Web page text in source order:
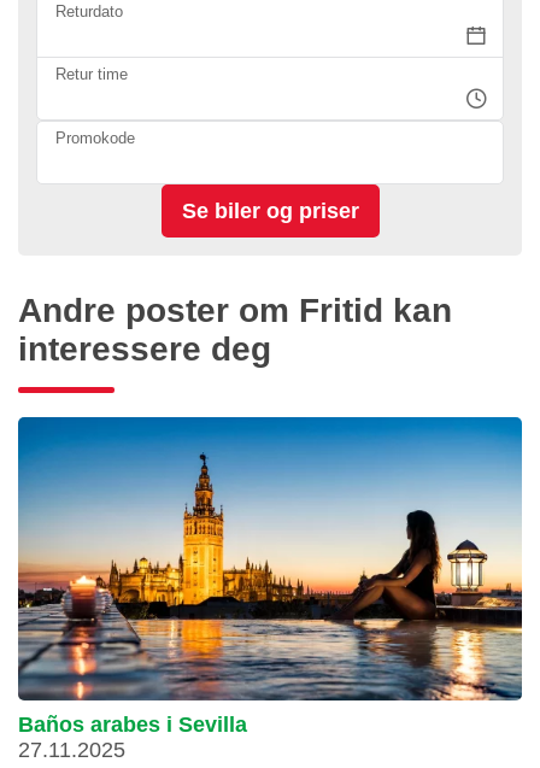
Returdato
Retur time
Promokode
Andre poster om Fritid kan
interessere deg
Baños arabes i Sevilla
27.11.2025